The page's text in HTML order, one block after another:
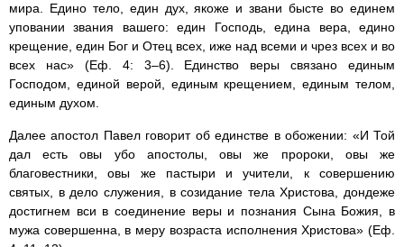
мира. Едино тело, един дух, якоже и звани бысте во единем
уповании звания вашего: един Господь, едина вера, едино
крещение, един Бог и Отец всех, иже над всеми и чрез всех и во
всех нас» (Еф. 4: 3–6). Единство веры связано единым
Господом, единой верой, единым крещением, единым телом,
единым духом.
Далее апостол Павел говорит об единстве в обожении: «И Той
дал есть овы убо апостолы, овы же пророки, овы же
благовестники, овы же пастыри и учители, к совершению
святых, в дело служения, в созидание тела Христова, дондеже
достигнем вси в соединение веры и познания Сына Божия, в
мужа совершенна, в меру возраста исполнения Христова» (Еф.